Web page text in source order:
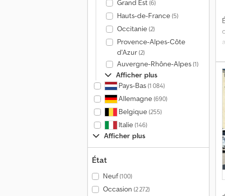
Grand Est(6)
Hauts-de-France(5)
Occitanie(2)
Provence-Alpes-Côte
d'Azur(2)
Auvergne-Rhône-Alpes(1)
Afficher plus
Pays-Bas(1 084)
Allemagne(690)
Belgique(255)
Italie(146)
Afficher plus
État
Neuf(100)
Occasion (2 272)